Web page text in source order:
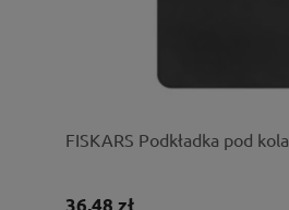
FISKARS Podkładka pod
36,48 zł